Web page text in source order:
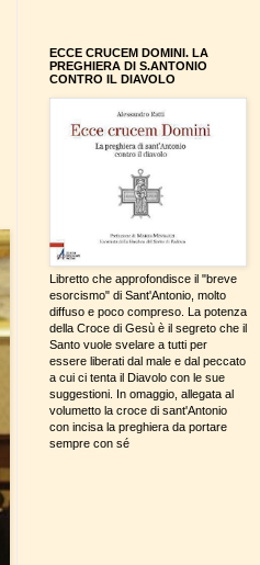
ECCE CRUCEM DOMINI. LA
PREGHIERA DI S.ANTONIO
CONTRO IL DIAVOLO
Libretto che approfondisce il "breve
esorcismo" di Sant'Antonio, molto
diffuso e poco compreso. La potenza
della Croce di Gesù è il segreto che il
Santo vuole svelare a tutti per
essere liberati dal male e dal peccato
a cui ci tenta il Diavolo con le sue
suggestioni. In omaggio, allegata al
volumetto la croce di sant'Antonio
con incisa la preghiera da portare
sempre con sé